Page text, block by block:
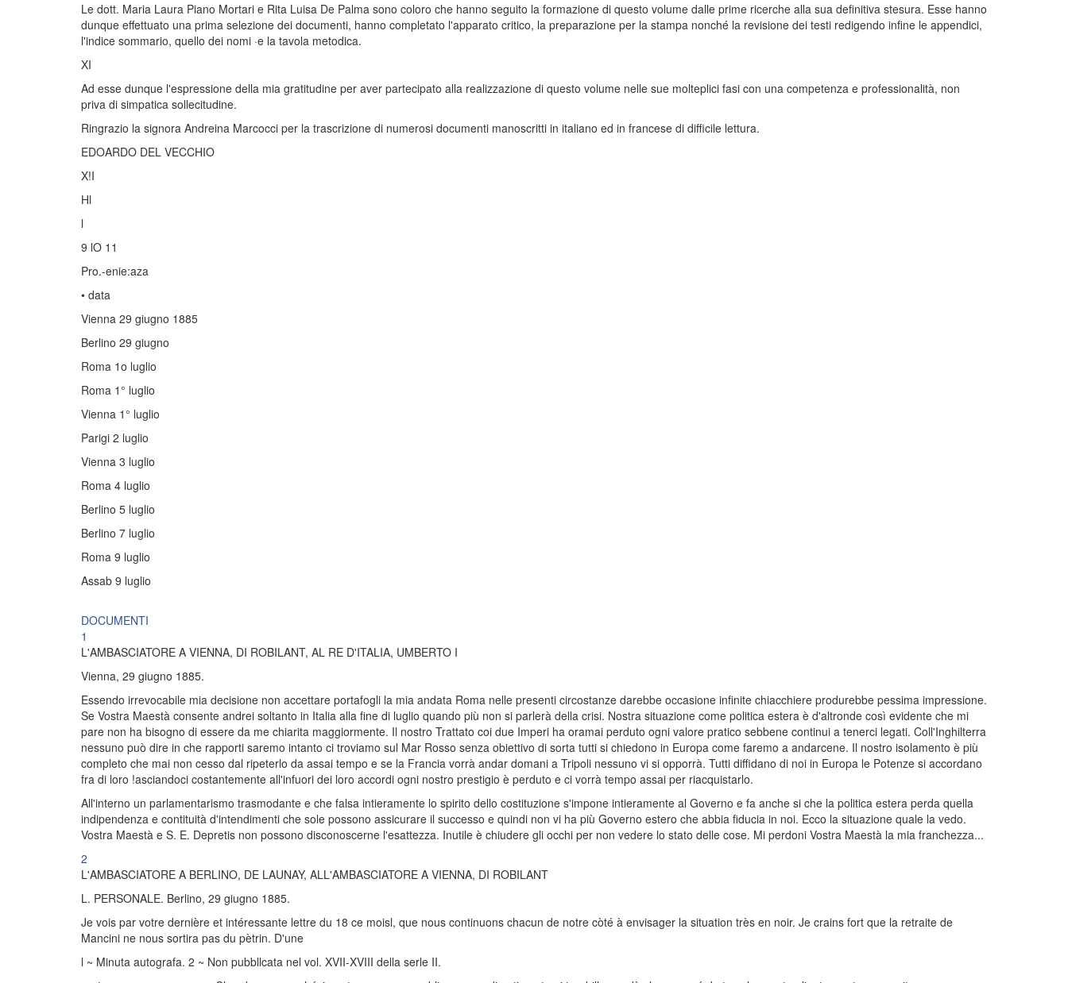
Le dott. Maria Laura Piano Mortari e Rita Luisa De Palma sono coloro che hanno seguito la formazione di questo volume dalle prime ricerche alla sua definitiva stesura. Esse hanno
dunque effettuato una prima selezione dei documenti, hanno completato l'apparato critico, la preparazione per la stampa nonché la revisione dei testi redigendo infine le appendici,
l'indice sommario, quello dei nomi ·e la tavola metodica.
XI
Ad esse dunque l'espressione della mia gratitudine per aver partecipato alla realizzazione di questo volume nelle sue molteplici fasi con una competenza e professionalità, non
priva di simpatica sollecitudine.
Ringrazio la signora Andreina Marcocci per la trascrizione di numerosi documenti manoscritti in italiano ed in francese di difficile lettura.
EDOARDO DEL VECCHIO
X!I
Hl
l
9 lO 11
Pro.-enie:aza
• data
Vienna 29 giugno 1885
Berlino 29 giugno
Roma 1o luglio
Roma 1° luglio
Vienna 1° luglio
Parigi 2 luglio
Vienna 3 luglio
Roma 4 luglio
Berlino 5 luglio
Berlino 7 luglio
Roma 9 luglio
Assab 9 luglio
DOCUMENTI
1
L'AMBASCIATORE A VIENNA, DI ROBILANT, AL RE D'ITALIA, UMBERTO I
Vienna, 29 giugno 1885.
Essendo irrevocabile mia decisione non accettare portafogli la mia andata Roma nelle presenti circostanze darebbe occasione infinite chiacchiere produrebbe pessima impressione.
Se Vostra Maestà consente andrei soltanto in Italia alla fine di luglio quando più non si parlerà della crisi. Nostra situazione come politica estera è d'altronde così evidente che mi
pare non ha bisogno di essere da me chiarita maggiormente. Il nostro Trattato coi due Imperi ha oramai perduto ogni valore pratico sebbene continui a tenerci legati. Coll'Inghilterra
nessuno può dire in che rapporti saremo intanto ci troviamo sul Mar Rosso senza obiettivo di sorta tutti si chiedono in Europa come faremo a andarcene. Il nostro isolamento è più
completo che mai non cesso dal ripeterlo da assai tempo e se la Francia vorrà andar domani a Tripoli nessuno vi si opporrà. Tutti diffidano di noi in Europa le Potenze si accordano
fra di loro !asciandoci costantemente all'infuori dei loro accordi ogni nostro prestigio è perduto e ci vorrà tempo assai per riacquistarlo.
All'interno un parlamentarismo trasmodante e che falsa intieramente lo spirito dello costituzione s'impone intieramente al Governo e fa anche si che la politica estera perda quella
indipendenza e contituità d'intendimenti che sole possono assicurare il successo e quindi non vi ha più Governo estero che abbia fiducia in noi. Ecco la situazione quale la vedo.
Vostra Maestà e S. E. Depretis non possono disconoscerne l'esattezza. Inutile è chiudere gli occhi per non vedere lo stato delle cose. Mi perdoni Vostra Maestà la mia franchezza...
2
L'AMBASCIATORE A BERLINO, DE LAUNAY, ALL'AMBASCIATORE A VIENNA, DI ROBILANT
L. PERSONALE. Berlino, 29 giugno 1885.
Je vois par votre dernière et intéressante lettre du 18 ce moisl, que nous continuons chacun de notre còté à envisager la situation très en noir. Je crains fort que la retraite de
Mancini ne nous sortira pas du pètrin. D'une
l ~ Minuta autografa. 2 ~ Non pubbllcata nel vol. XVII-XVIII della serle II.